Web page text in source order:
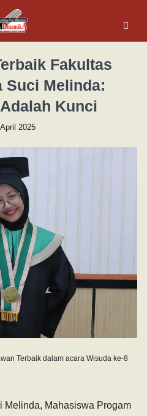
Fakultas
Suci Melinda:
Kunci
2025
Terbaik dalam acara Wisuda ke-8
Melinda, Mahasiswa Progam